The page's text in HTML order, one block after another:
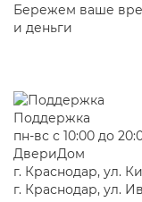
Бережем ваше
и деньги
Поддержка
пн-вс с 10:00 до
ДвериДом
г. Краснодар, ул.
г. Краснодар, ул.